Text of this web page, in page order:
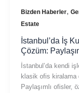
Bizden Haberler,
Estate
İstanbul’da İş
Çözüm:
İstanbul’da kendi
klasik ofis kiralama
Paylaşımlı ofisler,